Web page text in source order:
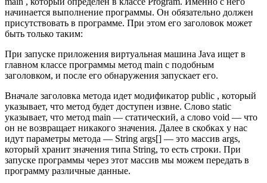
начинается выполнение программы. Он обязательно должен
присутствовать в программе. При этом его заголовок может
быть только таким:
При запуске приложения виртуальная машина Java ищет в
главном классе программы метод main с подобным
заголовком, и после его обнаружения запускает его.
Вначале заголовка метода идет модификатор public , который
указывает, что метод будет доступен извне. Слово static
указывает, что метод main — статический, а слово void — что
он не возвращает никакого значения. Далее в скобках у нас
идут параметры метода — String args[] — это массив args,
который хранит значения типа String, то есть строки. При
запуске программы через этот массив мы можем передать в
программу различные данные.